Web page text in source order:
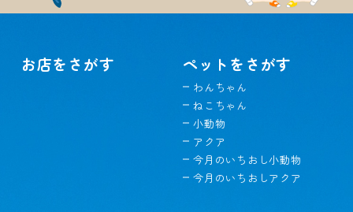
お店をさがす ペットをさがす
わんちゃん
ねこちゃん
小動物
アクア
今月のいちおし小動物
今月のいちおしアクア